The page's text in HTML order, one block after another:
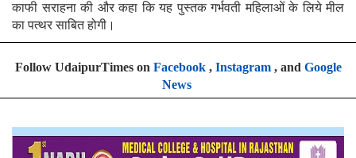
काफी सराहना की और कहा कि यह पुस्तक गर्भवती महिलाओं के लिये मील
का पत्थर साबित होगी।
Follow UdaipurTimes on Facebook, Instagram, and Google
News